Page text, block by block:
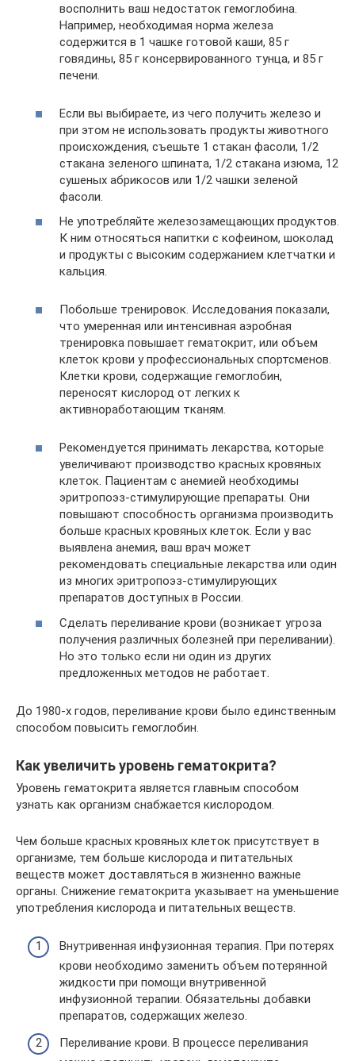
восполнить ваш недостаток гемоглобина.
Например, необходимая норма железа
содержится в 1 чашке готовой каши, 85 г
говядины, 85 г консервированного тунца, и 85 г
печени.
Если вы выбираете, из чего получить железо и
при этом не использовать продукты животного
происхождения, съешьте 1 стакан фасоли, 1/2
стакана зеленого шпината, 1/2 стакана изюма, 12
сушеных абрикосов или 1/2 чашки зеленой
фасоли.
Не употребляйте железозамещающих продуктов.
К ним относяться напитки с кофеином, шоколад
и продукты с высоким содержанием клетчатки и
кальция.
Побольше тренировок. Исследования показали,
что умеренная или интенсивная аэробная
тренировка повышает гематокрит, или объем
клеток крови у профессиональных спортсменов.
Клетки крови, содержащие гемоглобин,
переносят кислород от легких к
активноработающим тканям.
Рекомендуется принимать лекарства, которые
увеличивают производство красных кровяных
клеток. Пациентам с анемией необходимы
эритропоэз-стимулирующие препараты. Они
повышают способность организма производить
больше красных кровяных клеток. Если у вас
выявлена анемия, ваш врач может
рекомендовать специальные лекарства или один
из многих эритропоэз-стимулирующих
препаратов доступных в России.
Сделать переливание крови (возникает угроза
получения различных болезней при переливании).
Но это только если ни один из других
предложенных методов не работает.
До 1980-х годов, переливание крови было единственным
способом повысить гемоглобин.
Как увеличить уровень гематокрита?
Уровень гематокрита является главным способом
узнать как организм снабжается кислородом.
Чем больше красных кровяных клеток присутствует в
организме, тем больше кислорода и питательных
веществ может доставляться в жизненно важные
органы. Снижение гематокрита указывает на уменьшение
употребления кислорода и питательных веществ.
Внутривенная инфузионная терапия. При потерях
крови необходимо заменить объем потерянной
жидкости при помощи внутривенной
инфузионной терапии. Обязательны добавки
препаратов, содержащих железо.
Переливание крови. В процессе переливания